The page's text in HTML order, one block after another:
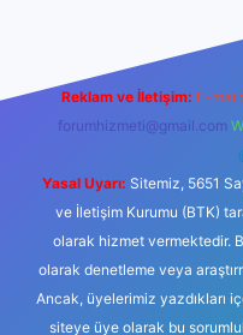
Reklam ve İletişim: E-mail:
forumhizmeti@gmail.com
Yasal Uyarı: Sitemiz, 5651
ve İletişim Kurumu (BTK)
olarak hizmet vermektedir.
olarak denetleme veya
Ancak, üyelerimiz yazdıkları
siteye üye olarak bu